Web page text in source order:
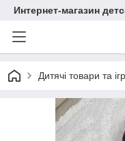
Интернет-магазин
Дитячі товари та